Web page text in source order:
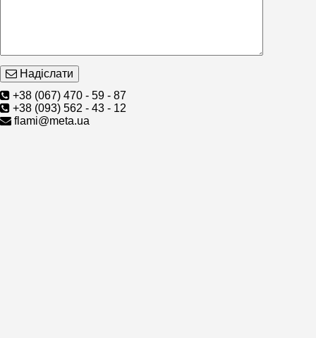
Надіслати
+38 (067) 470 - 59 - 87
+38 (093) 562 - 43 - 12
flami@meta.ua